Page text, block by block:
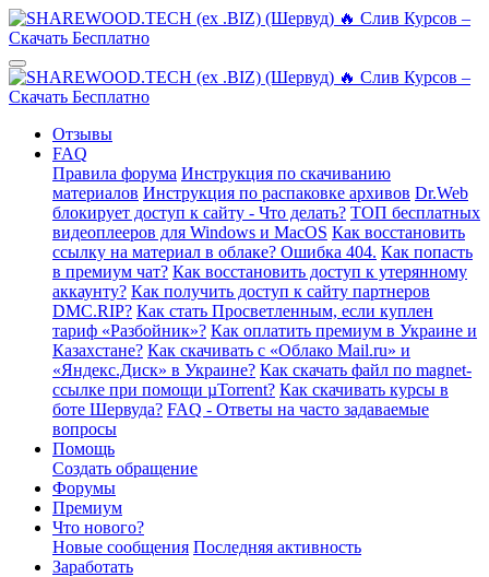
Отзывы
FAQ
Правила форума Инструкция по скачиванию
материалов Инструкция по распаковке архивов Dr.Web
блокирует доступ к сайту - Что делать? ТОП бесплатных
видеоплееров для Windows и MacOS Как восстановить
ссылку на материал в облаке? Ошибка 404. Как попасть
в премиум чат? Как восстановить доступ к утерянному
аккаунту? Как получить доступ к сайту партнеров
DMC.RIP? Как стать Просветленным, если куплен
тариф «Разбойник»? Как оплатить премиум в Украине и
Казахстане? Как скачивать с «Облако Mail.ru» и
«Яндекс.Диск» в Украине? Как скачать файл по magnet-
ссылке при помощи µTorrent? Как скачивать курсы в
боте Шервуда? FAQ - Ответы на часто задаваемые
вопросы
Помощь
Создать обращение
Форумы
Премиум
Что нового?
Новые сообщения Последняя активность
Заработать